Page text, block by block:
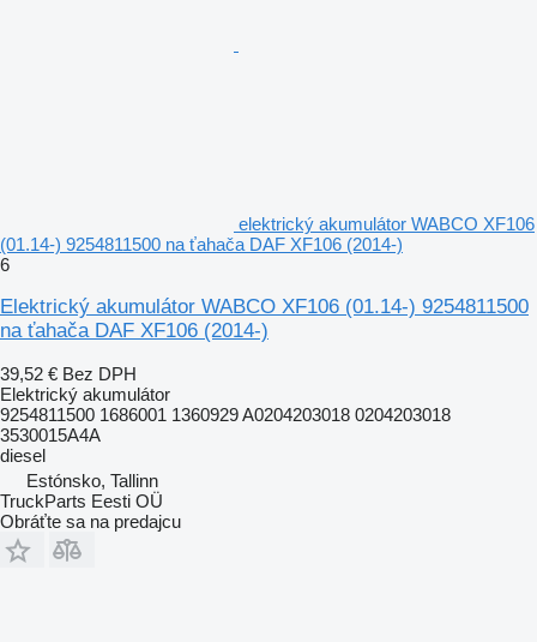
elektrický akumulátor WABCO XF106
(01.14-) 9254811500 na ťahača DAF XF106 (2014-)
6
Elektrický akumulátor WABCO XF106 (01.14-) 9254811500
na ťahača DAF XF106 (2014-)
39,52 € Bez DPH
Elektrický akumulátor
9254811500 1686001 1360929 A0204203018 0204203018
3530015A4A
diesel
Estónsko, Tallinn
TruckParts Eesti OÜ
Obráťte sa na predajcu